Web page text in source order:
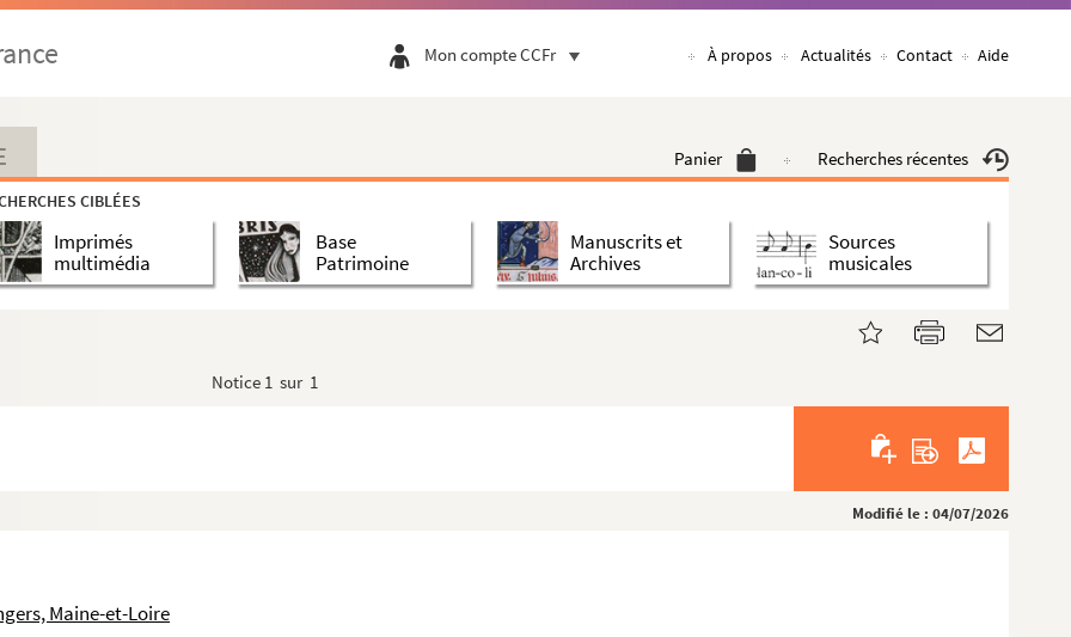
Mon compte CCFr À propos Actualités Contact Aide
Panier Recherches récentes
CIBLÉES
Imprimés
multimédia
Base
Patrimoine
Manuscrits et
Archives
Sources
musicales
Notice 1 sur 1
Modifié le : 04/07/2026
Maine-et-Loire